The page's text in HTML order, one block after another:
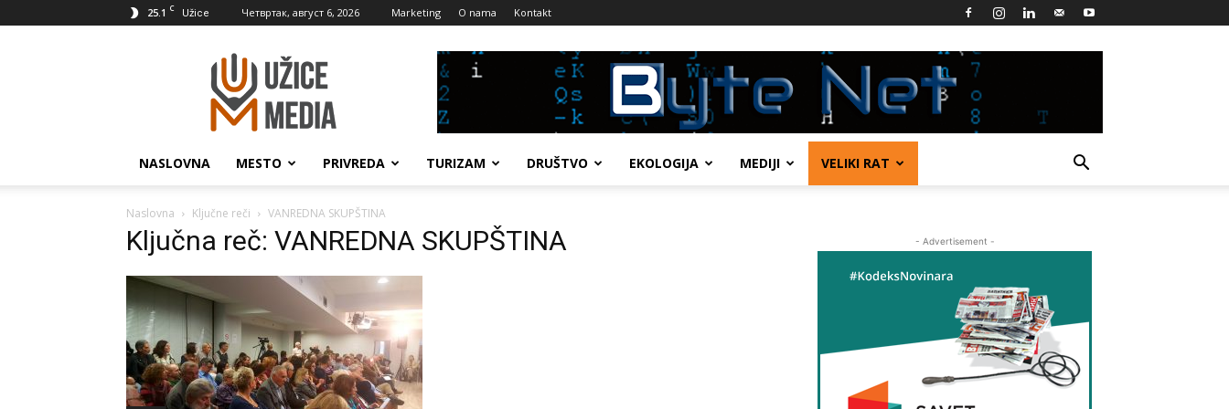
25.1 C Užice Четвртак, август 6, 2026 Marketing O nama Kontakt
UžiceMedia
NASLOVNA MESTO PRIVREDA TURIZAM DRUŠTVO EKOLOGIJA MEDIJI VELIKI RAT
Naslovna Ključne reči VANREDNA SKUPŠTINA
Ključna reč: VANREDNA SKUPŠTINA - Advertisement -